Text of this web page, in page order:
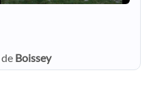
de Boissey